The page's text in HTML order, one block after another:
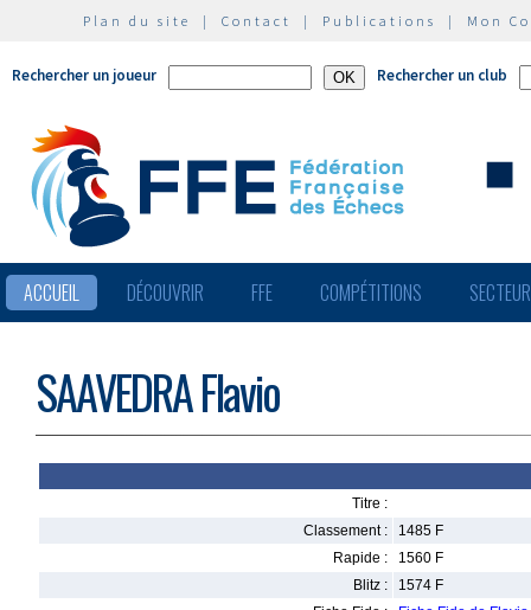
Plan du site | Contact | Publications | Mon
Rechercher un joueur Rechercher un club
ACCUEIL DÉCOUVRIR FFE COMPÉTITIONS
SAAVEDRA Flavio
Titre :
Classement :
1485 F
Rapide :
1560 F
Blitz :
1574 F